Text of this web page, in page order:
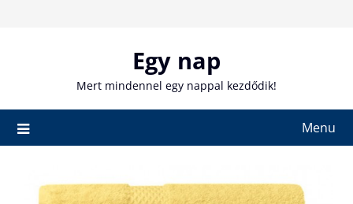
Egy nap
Mert mindennel egy nappal kezdődik!
Menu